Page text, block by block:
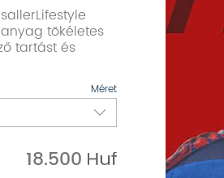
tökéletes
tartást és
Méret
18.500